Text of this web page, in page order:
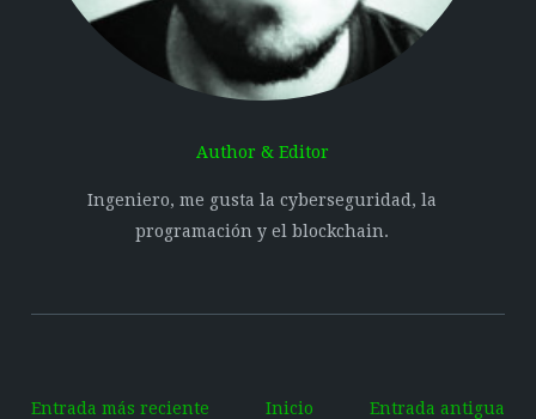
Author & Editor
Ingeniero, me gusta la cyberseguridad, la
programación y el blockchain.
Entrada más reciente Entrada antigua
Inicio